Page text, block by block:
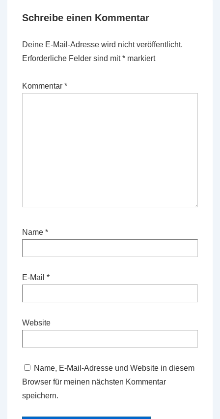
Schreibe einen Kommentar
Deine E-Mail-Adresse wird nicht veröffentlicht.
Erforderliche Felder sind mit* markiert
Kommentar *
Name *
E-Mail *
Website
Name, E-Mail-Adresse und Website in diesem
Browser für meinen nächsten Kommentar
speichern.